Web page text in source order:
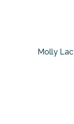
Molly